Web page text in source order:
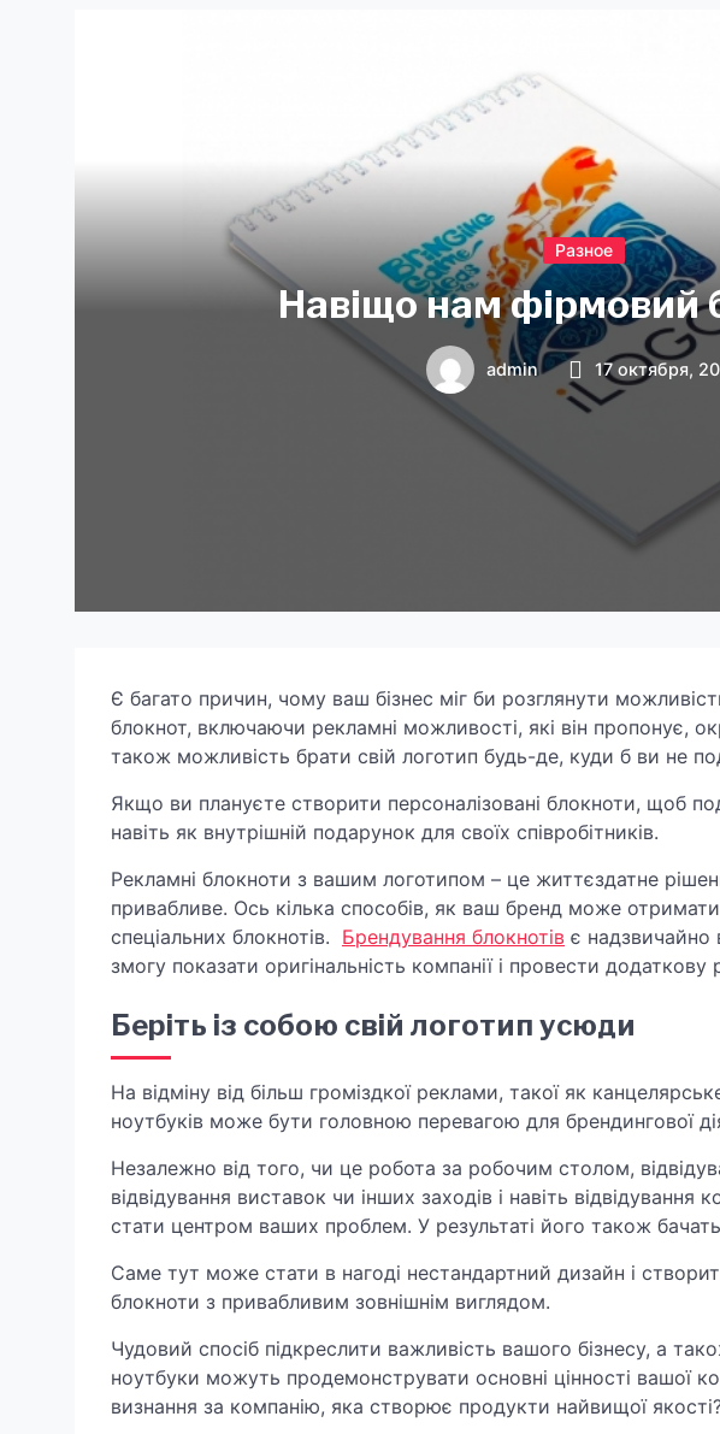
Разное
Навіщо нам фірмовий
admin 17 октября,
Є багато причин, чому ваш бізнес міг би розглянути
блокнот, включаючи рекламні можливості, які він пропонує,
також можливість брати свій логотип будь-де, куди б ви не
Якщо ви плануєте створити персоналізовані блокноти, щоб
навіть як внутрішній подарунок для своїх співробітників.
Рекламні блокноти з вашим логотипом – це життєздатне
привабливе. Ось кілька способів, як ваш бренд може
спеціальних блокнотів. Брендування блокнотів є надзвичайно
змогу показати оригінальність компанії і провести додаткову
Беріть із собою свій логотип усюди
На відміну від більш громіздкої реклами, такої як
ноутбуків може бути головною перевагою для брендингової
Незалежно від того, чи це робота за робочим столом,
відвідування виставок чи інших заходів і навіть
стати центром ваших проблем. У результаті його також бачать
Саме тут може стати в нагоді нестандартний дизайн і
блокноти з привабливим зовнішнім виглядом.
Чудовий спосіб підкреслити важливість вашого бізнесу, а
ноутбуки можуть продемонструвати основні цінності вашої
визнання за компанію, яка створює продукти найвищої